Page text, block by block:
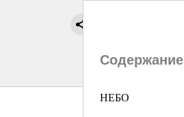
Содержание
НЕБО